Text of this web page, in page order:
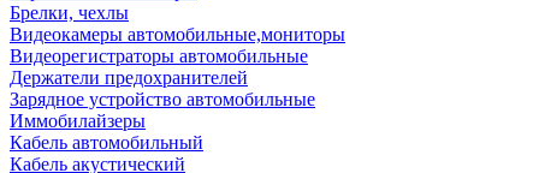
Брелки, чехлы
Видеокамеры автомобильные,мониторы
Видеорегистраторы автомобильные
Держатели предохранителей
Зарядное устройство автомобильные
Иммобилайзеры
Кабель автомобильный
Кабель акустический